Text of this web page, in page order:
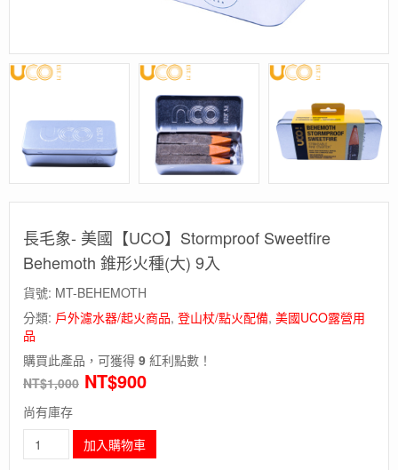
長毛象- 美國【UCO】Stormproof Sweetfire
Behemoth 錐形火種(大) 9入
貨號: MT-BEHEMOTH
分類: 戶外濾水器/起火商品, 登山杖/點火配備, 美國UCO露營用
品
購買此產品，可獲得 9 紅利點數！
NT$1,000 NT$900
尚有庫存
毛
加入購物車